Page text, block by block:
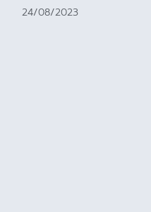
24/08/2023